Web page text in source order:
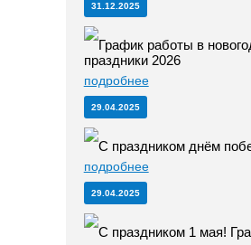
31.12.2025
График работы в
праздники 2026
подробнее
29.04.2025
С праздником днём
подробнее
29.04.2025
С праздником 1 мая!